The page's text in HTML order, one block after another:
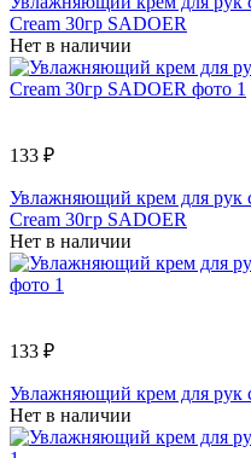
Cream 30гр SADOER
Нет в наличии
133 ₽
Увлажняющий крем для рук
Cream 30гр SADOER
Нет в наличии
133 ₽
Увлажняющий крем для рук
Нет в наличии